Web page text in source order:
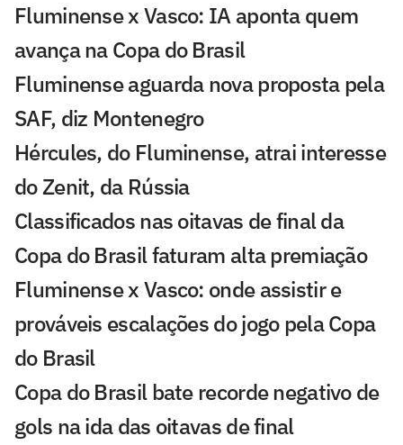
Fluminense x Vasco: IA aponta quem
avança na Copa do Brasil
Fluminense aguarda nova proposta pela
SAF, diz Montenegro
Hércules, do Fluminense, atrai interesse
do Zenit, da Rússia
Classificados nas oitavas de final da
Copa do Brasil faturam alta premiação
Fluminense x Vasco: onde assistir e
prováveis escalações do jogo pela Copa
do Brasil
Copa do Brasil bate recorde negativo de
gols na ida das oitavas de final